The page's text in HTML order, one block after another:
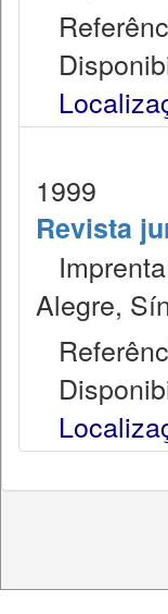
1999
Revista
Alegre,